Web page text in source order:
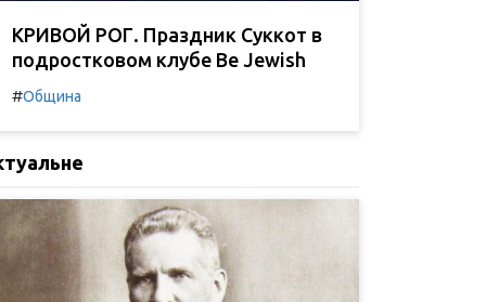
КРИВОЙ РОГ. Праздник Суккот в
подростковом клубе Be Jewish
#Община